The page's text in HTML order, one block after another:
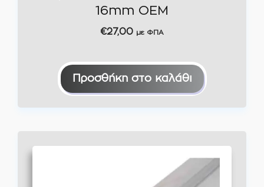
16mm ΟΕΜ
€27,00 με ΦΠΑ
Προσθήκη στο καλάθι